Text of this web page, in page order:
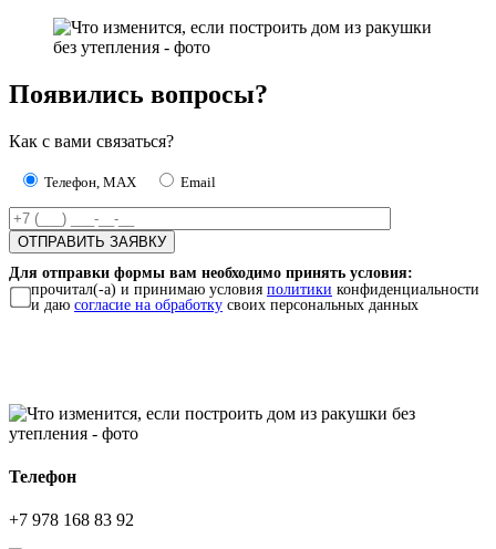
Появились вопросы?
Как с вами связаться?
Телефон, MAX Email
Для отправки формы вам необходимо принять условия:
прочитал(-а) и принимаю условия политики конфиденциальности
и даю согласие на обработку своих персональных данных
Телефон
+7 978 168 83 92